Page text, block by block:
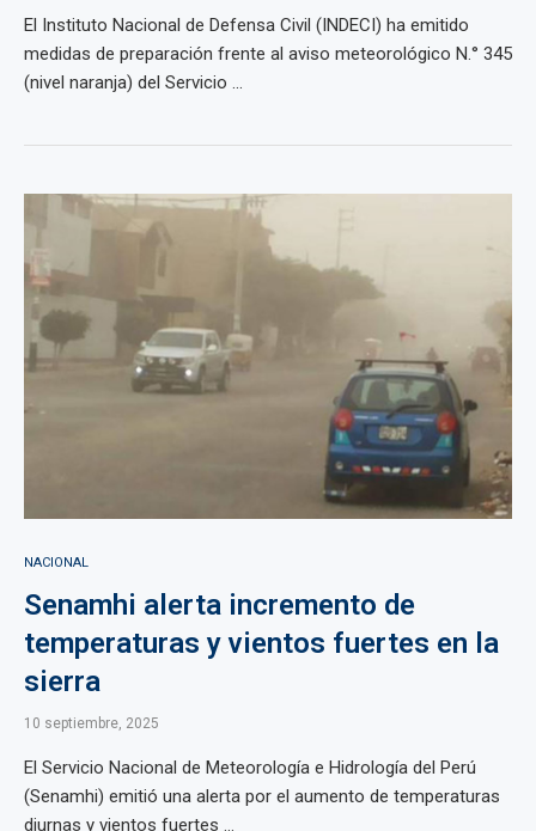
El Instituto Nacional de Defensa Civil (INDECI) ha emitido
medidas de preparación frente al aviso meteorológico N.° 345
(nivel naranja) del Servicio ...
NACIONAL
Senamhi alerta incremento de
temperaturas y vientos fuertes en la
sierra
10 septiembre, 2025
El Servicio Nacional de Meteorología e Hidrología del Perú
(Senamhi) emitió una alerta por el aumento de temperaturas
diurnas y vientos fuertes ...